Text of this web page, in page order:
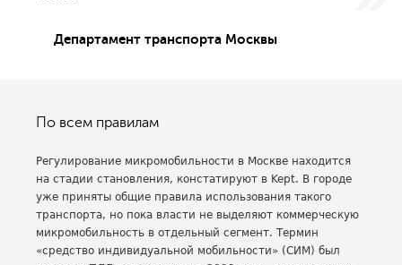
Департамент транспорта Москвы
По всем правилам
Регулирование микромобильности в Москве находится
на стадии становления, констатируют в Kept. В городе
уже приняты общие правила использования такого
транспорта, но пока власти не выделяют коммерческую
микромобильность в отдельный сегмент. Термин
«средство индивидуальной мобильности» (СИМ) был